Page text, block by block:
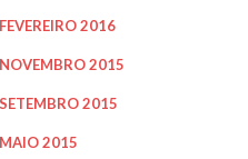
FEVEREIRO 2016
NOVEMBRO 2015
SETEMBRO 2015
MAIO 2015